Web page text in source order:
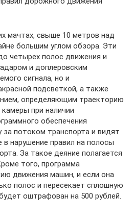
мачтах, свыше 10 метров над
большим углом обзора. Эти
четырех полос движения и
и доплеровским
сигнала, но и
подсветкой, а также
определяющим траекторию
при наличии
обеспечения
потоком транспорта и видят
нарушение правил на полосы
За такое деяние полагается
того, программа
движения машин, и если она
полос и пересекает сплошную
оштрафован на 500 рублей.